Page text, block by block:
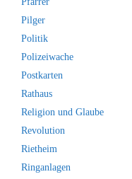
Pilger
Politik
Polizeiwache
Postkarten
Rathaus
Religion und Glaube
Revolution
Rietheim
Ringanlagen